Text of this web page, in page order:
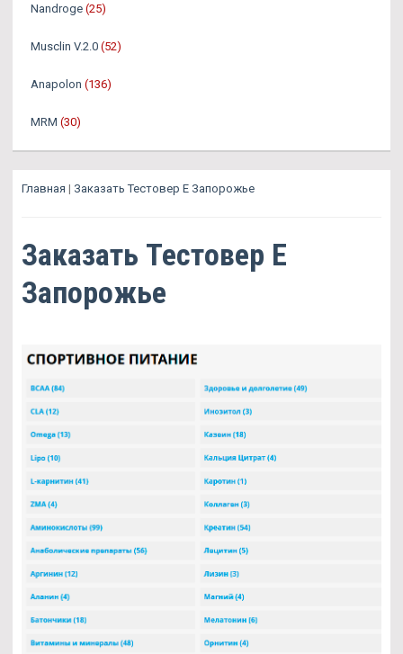
Nandroge (25)
Musclin V.2.0 (52)
Anapolon (136)
MRM (30)
Главная | Заказать Тестовер Е Запорожье
Заказать Тестовер Е
Запорожье